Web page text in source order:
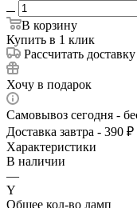
В корзину
Купить в 1 клик
Рассчитать доставку
Хочу в подарок
Самовывоз сегодня -
Доставка завтра - 390 ₽
Характеристики
В наличии
—
Y
Общее кол-во ламп